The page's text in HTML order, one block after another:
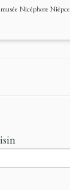
musée Nicéphore Niépce